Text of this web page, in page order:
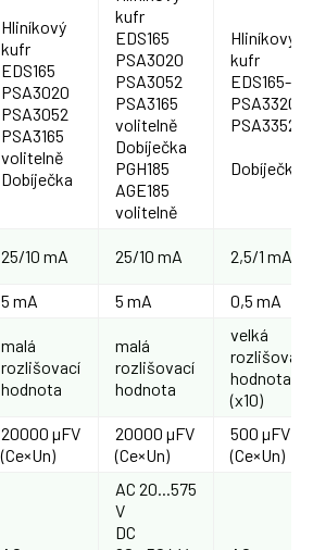
Hliníkový
kufr
EDS165
PSA3020
PSA3052
PSA3165
volitelně
Dobíječka
kufr
EDS165
PSA3020
PSA3052
PSA3165
volitelně
Dobíječka
PGH185
AGE185
volitelně
Hliníkový
kufr
EDS165-3
PSA3320
PSA3352
Dobíječka
25/10 mA 25/10 mA 2,5/1 mA
5 mA 5 mA 0,5 mA
malá
rozlišovací
hodnota
malá
rozlišovací
hodnota
velká
rozlišovací
hodnota
(x10)
20000 µFV
(Ce×Un)
20000 µFV
(Ce×Un)
500 µFV
(Ce×Un)
AC 20...575
V
DC